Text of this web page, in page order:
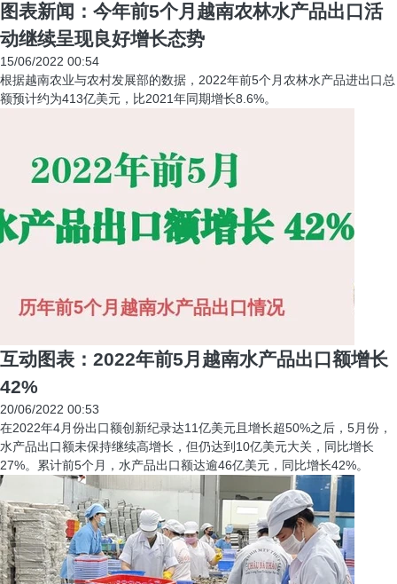
图表新闻：今年前5个月越南农林水产品出口活
动继续呈现良好增长态势
15/06/2022 00:54
根据越南农业与农村发展部的数据，2022年前5个月农林水产品进出口总
额预计约为413亿美元，比2021年同期增长8.6%。
互动图表：2022年前5月越南水产品出口额增长
42%
20/06/2022 00:53
在2022年4月份出口额创新纪录达11亿美元且增长超50%之后，5月份，
水产品出口额未保持继续高增长，但仍达到10亿美元大关，同比增长
27%。累计前5个月，水产品出口额达逾46亿美元，同比增长42%。